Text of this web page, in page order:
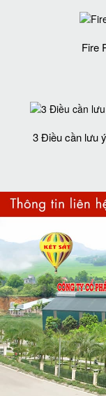
Fire
3 Điều cần lưu